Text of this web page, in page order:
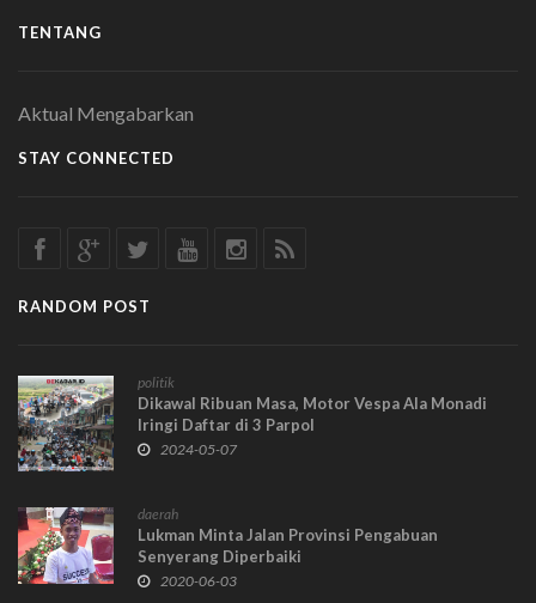
TENTANG
Aktual Mengabarkan
STAY CONNECTED
RANDOM POST
politik
Dikawal Ribuan Masa, Motor Vespa Ala Monadi
Iringi Daftar di 3 Parpol
2024-05-07
daerah
Lukman Minta Jalan Provinsi Pengabuan
Senyerang Diperbaiki
2020-06-03